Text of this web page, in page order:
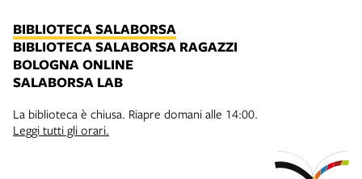
BIBLIOTECA SALABORSA
BIBLIOTECA SALABORSA RAGAZZI
BOLOGNA ONLINE
SALABORSA LAB
La biblioteca è chiusa. Riapre domani alle 14:00.
Leggi tutti gli orari.